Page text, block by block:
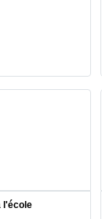
l'école